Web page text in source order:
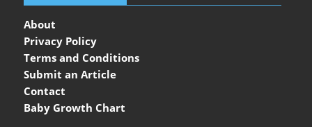
About
Privacy Policy
Terms and Conditions
Submit an Article
Contact
Baby Growth Chart